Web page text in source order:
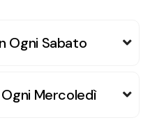
Ogni Sabato
Mercoledì